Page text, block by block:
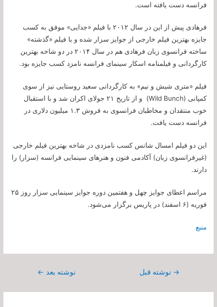
فرانسه دست یافته است.
فرهادی پیش از این در سال ۲۰۱۲ با فیلم «جدایی» موفق به کسب
جایزه بهترین فیلم خارجی از جوایز سزار شده و با فیلم «گذشته»
ساخته فرانسوی زبان فرهادی هم در سال ۲۰۱۴ در دو شاخه بهترین
کارگردانی و فیلمنامه اسکار سینمای فرانسه نامزد کسب جایزه بود.
فیلم «متری شیش و نیم» به کارگردانی سعید روستایی نیز از سوی
کمپانی (Wild Bunch) و از تاریخ ۲۱ جولای اکران شد و با استقبال
خوب منتقدان و مخاطبان فرانسوی به فروش ۱.۳ میلیون دلاری در
فرانسه دست یافت.
این دو فیلم امسال شانس کسب نامزدی در شاخه بهترین فیلم خارجی
(غیرفرانسوی زبان) آکادمی فنون و هنرهای سینمایی فرانسه (سزار) را
دارند.
مراسم اعطای جوایز چهل و هفتمین دوره جوایز سینمایی سزار روز ۲۵
فوریه (۶ اسفند) در پاریس برگزار می‌شود.
منبع
راهبری
→ نوشته قبل نوشته بعد ←